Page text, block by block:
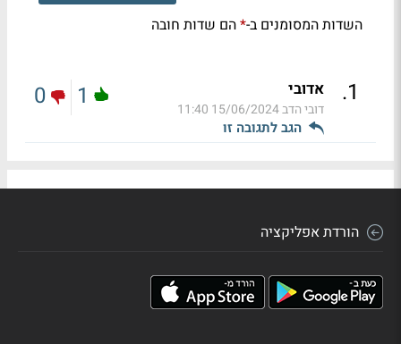
השדות המסומנים ב-*הם שדות חובה
1
. אדובי
דובי הדב15/06/2024 11:40
הגב לתגובה זו
1
0
הורדת אפליקציה